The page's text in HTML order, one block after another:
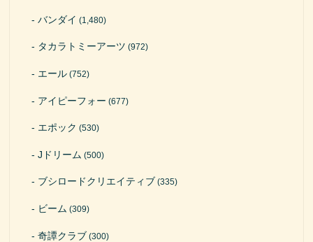
バンダイ (1,480)
タカラトミーアーツ (972)
エール (752)
アイピーフォー (677)
エポック (530)
Jドリーム (500)
ブシロードクリエイティブ (335)
ビーム (309)
奇譚クラブ (300)